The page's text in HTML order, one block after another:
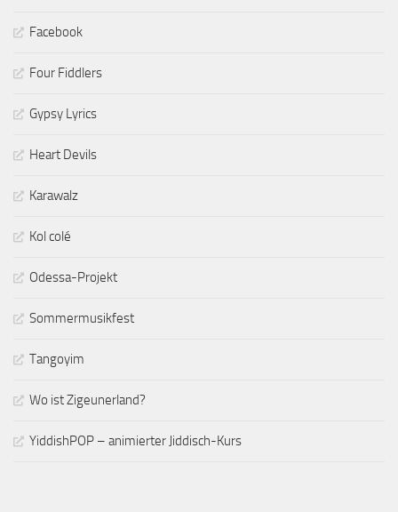
Facebook
Four Fiddlers
Gypsy Lyrics
Heart Devils
Karawalz
Kol colé
Odessa-Projekt
Sommermusikfest
Tangoyim
Wo ist Zigeunerland?
YiddishPOP – animierter Jiddisch-Kurs